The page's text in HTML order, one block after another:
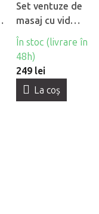
Set ventuze de
masaj cu vid
Fabulo Luxury 19
buc
În stoc (livrare în
48h)
249 lei
La coş